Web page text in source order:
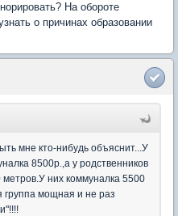
На обороте
о причинах образовании
мне кто-нибудь объяснит...У
8500р.,а у родственников
них коммуналка 5500
группа мощная и не раз